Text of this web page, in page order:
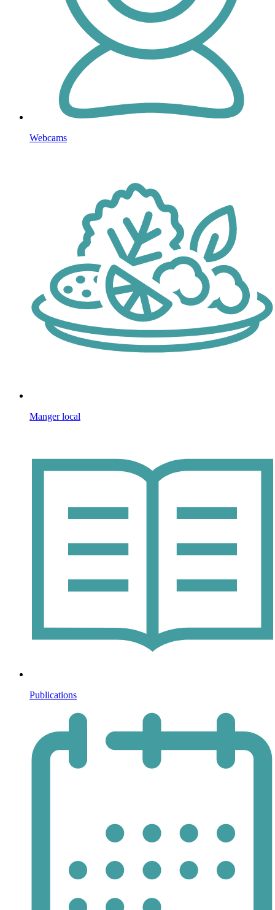
Webcams
Manger local
Publications